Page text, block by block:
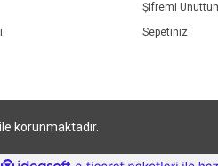
Şifremi
Sepetiniz
korunmaktadır.